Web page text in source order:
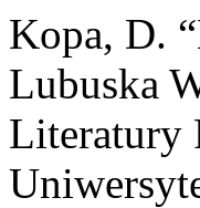
Kopa, D.
Lubuska
Literatury